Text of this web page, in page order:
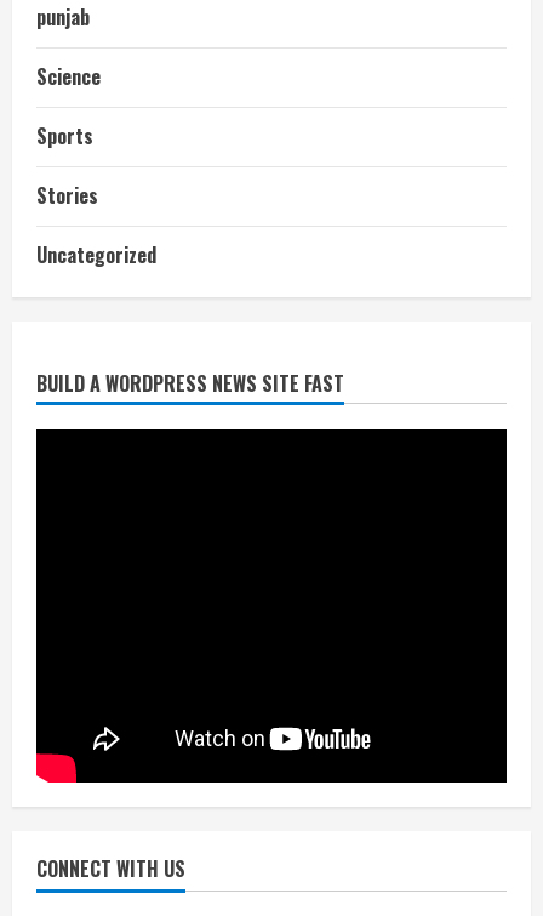
punjab
Science
Sports
Stories
Uncategorized
BUILD A WORDPRESS NEWS SITE FAST
CONNECT WITH US
July 24, 2026
निर्धारित मानक व नियम का बारीकी से किया
जाएगा परीक्षण, तब कार्रवाई
निजीविशेषज्ञों की रिपोर्ट पर भी मिलेगा
July 24, 2026
एचईआरसी के अध्यक्ष नंद लाल का निधन